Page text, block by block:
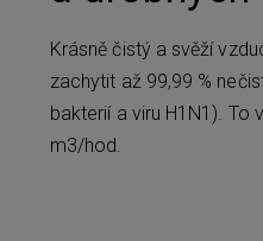
Krásně čistý a svěží
zachytit až 99,99 %
bakterií a viru H1N1). To
m3/hod.